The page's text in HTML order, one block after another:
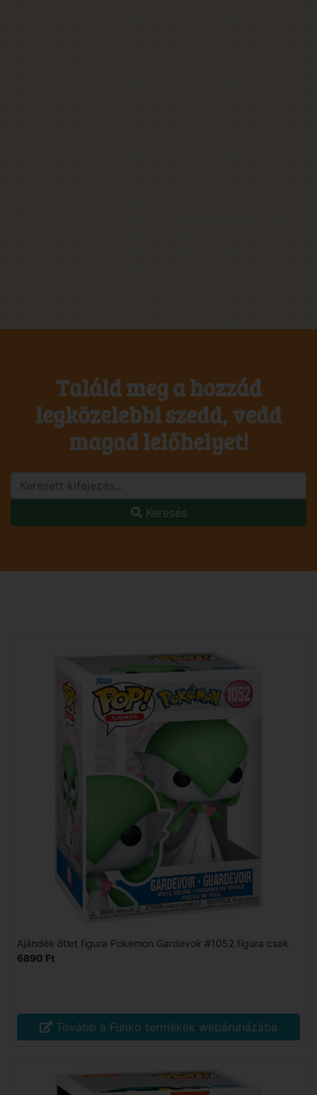
Találd meg a hozzád
legközelebbi szedd, vedd
magad lelőhelyet!
Keresés
Ajándék ötlet figura Pokemon Gardevoir #1052 figura csak
6890 Ft
Tovább a Funko termékek webáruházába